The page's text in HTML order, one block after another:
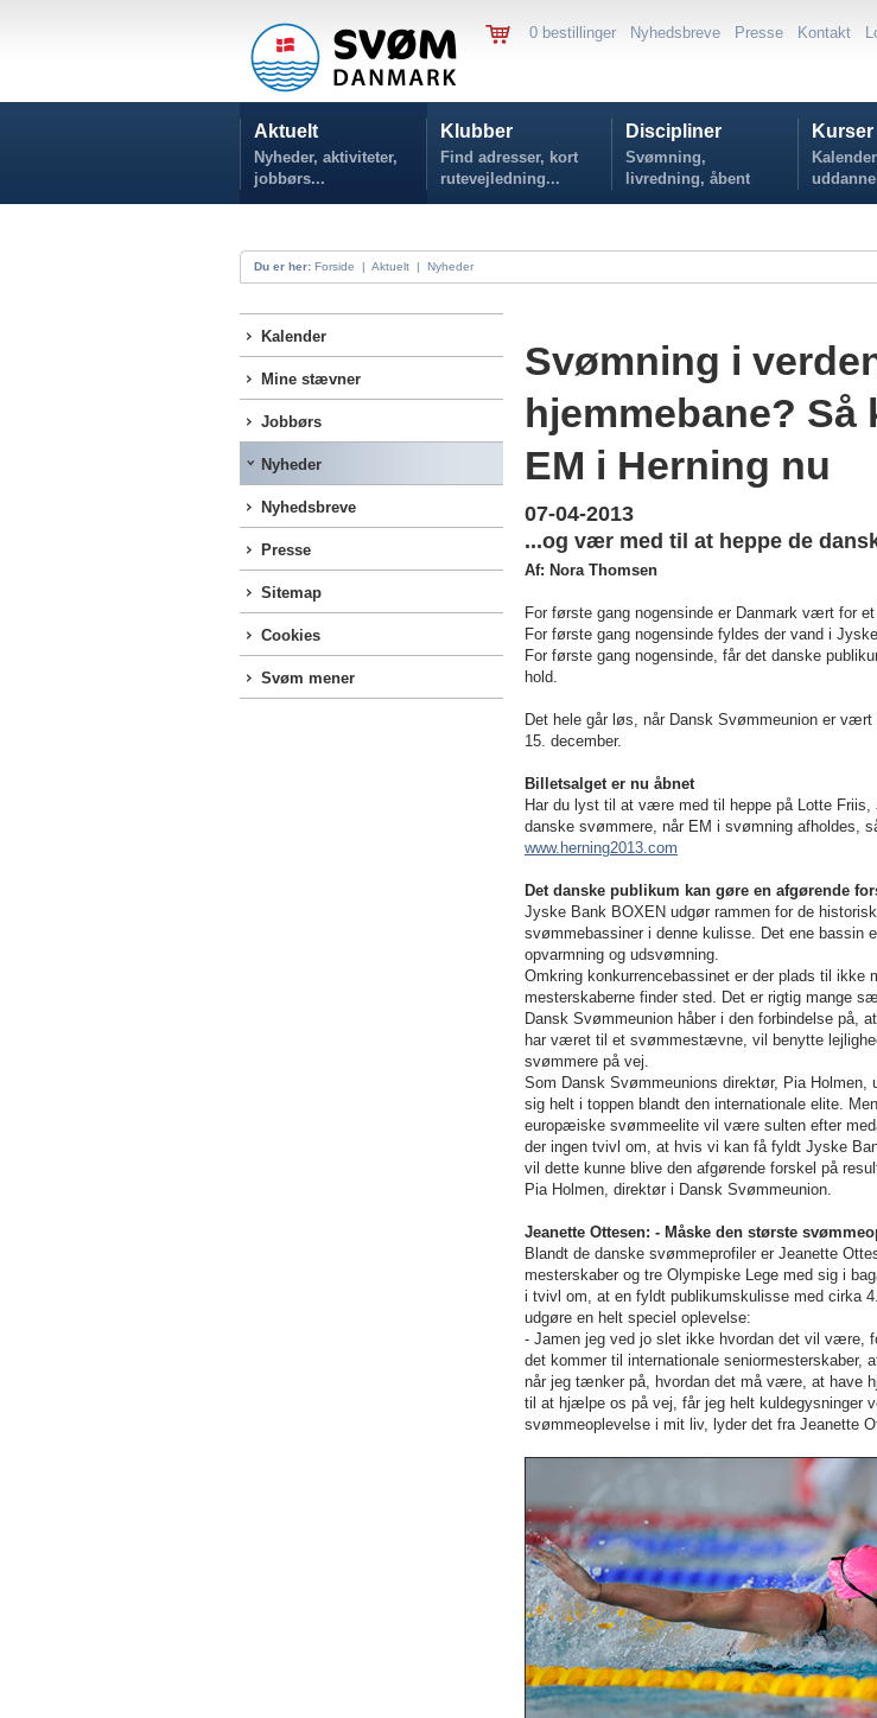
0 bestillinger Nyhedsbreve Presse Kontakt
Aktuelt
Nyheder, aktiviteter,
jobbørs...
Klubber
Find adresser, kort
rutevejledning...
Discipliner
Svømning,
livredning, åbent
vand...
Kurser
Du er her: Forside | Aktuelt | Nyheder
Kalender
Mine stævner
Jobbørs
Nyheder
Nyhedsbreve
Presse
Sitemap
Cookies
Svøm mener
Svømning i
hjemmebane?
EM i Herning nu
07-04-2013
...og vær med til at heppe de
Af: Nora Thomsen
For første gang nogensinde er Danmark vært for
For første gang nogensinde fyldes der vand i
For første gang nogensinde, får det danske
hold.
Det hele går løs, når Dansk Svømmeunion er
15. december.
Billetsalget er nu åbnet
Har du lyst til at være med til heppe på Lotte
danske svømmere, når EM i svømning afholdes,
www.herning2013.com
Det danske publikum kan gøre en afgørende
Jyske Bank BOXEN udgør rammen for de
svømmebassiner i denne kulisse. Det ene bassin
opvarmning og udsvømning.
Omkring konkurrencebassinet er der plads til ikke
mesterskaberne finder sted. Det er rigtig mange
Dansk Svømmeunion håber i den forbindelse på,
har været til et svømmestævne, vil benytte
svømmere på vej.
Som Dansk Svømmeunions direktør, Pia
sig helt i toppen blandt den internationale elite.
europæiske svømmeelite vil være sulten efter
der ingen tvivl om, at hvis vi kan få fyldt Jyske
vil dette kunne blive den afgørende forskel på
Pia Holmen, direktør i Dansk Svømmeunion.
Jeanette Ottesen: - Måske den største
Blandt de danske svømmeprofiler er Jeanette
mesterskaber og tre Olympiske Lege med sig i
i tvivl om, at en fyldt publikumskulisse med cirka
udgøre en helt speciel oplevelse:
- Jamen jeg ved jo slet ikke hvordan det vil være,
det kommer til internationale seniormesterskaber,
når jeg tænker på, hvordan det må være, at have
til at hjælpe os på vej, får jeg helt kuldegysninger
svømmeoplevelse i mit liv, lyder det fra Jeanette